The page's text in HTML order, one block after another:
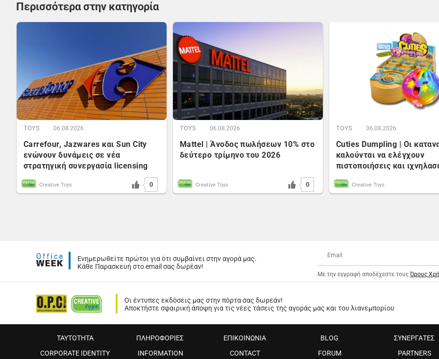
Περισσότερα στην κατηγορία
TOYS 06.08.2026
Carrefour, Jazwares και Sun City
ενώνουν δυνάμεις σε νέα
στρατηγική συνεργασία licensing
Creative Toys 0
TOYS 06.08.2026
Mattel | Άνοδος πωλήσεων 10% στο
δεύτερο τρίμηνο του 2026
Creative Toys 0
TOYS 06.08.2026
Cuties Dumpling | Οι
καλούνται να ελέγχουν
πιστοποιήσεις και
Creative Toys
Ενημερωθείτε πρώτοι για ότι συμβαίνει στην αγορά μας.
Κάθε Παρασκευή στο email σας δωρέαν!
Με την εγγραφή αποδέχεστε τους Όρους
Οι έντυπες εκδόσεις μας στην πόρτα σας δωρεάν!
Αποκτήστε σφαιρική άποψη για τις νέες τάσεις της αγοράς μας και του λιανεμπορίου
ΤΑΥΤΟΤΗΤΑ ΠΛΗΡΟΦΟΡΙΕΣ ΕΠΙΚΟΙΝΩΝΙΑ BLOG ΣΥΝΕΡΓΑΤΕΣ
CORPORATE IDENTITY
INFORMATION CONTACT FORUM PARTNERS